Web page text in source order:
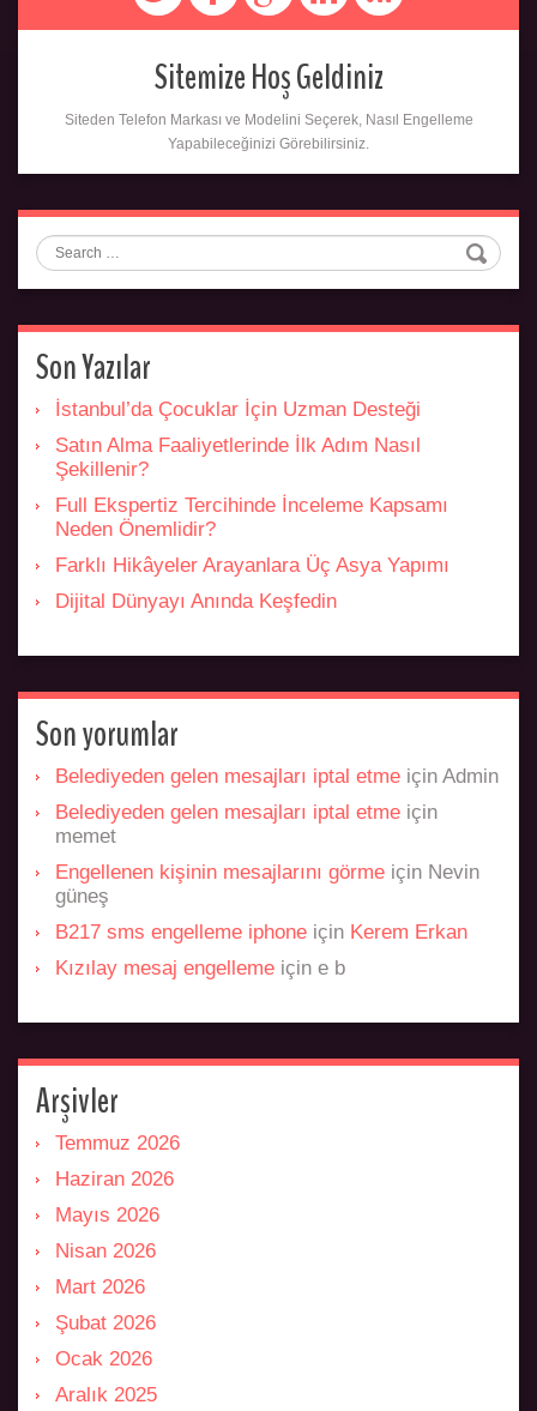
Sitemize Hoş Geldiniz
Siteden Telefon Markası ve Modelini Seçerek, Nasıl Engelleme
Yapabileceğinizi Görebilirsiniz.
Search
Son Yazılar
İstanbul’da Çocuklar İçin Uzman Desteği
Satın Alma Faaliyetlerinde İlk Adım Nasıl
Şekillenir?
Full Ekspertiz Tercihinde İnceleme Kapsamı
Neden Önemlidir?
Farklı Hikâyeler Arayanlara Üç Asya Yapımı
Dijital Dünyayı Anında Keşfedin
Son yorumlar
Belediyeden gelen mesajları iptal etme için Admin
Belediyeden gelen mesajları iptal etme için
memet
Engellenen kişinin mesajlarını görme için Nevin
güneş
B217 sms engelleme iphone için Kerem Erkan
Kızılay mesaj engelleme için e b
Arşivler
Temmuz 2026
Haziran 2026
Mayıs 2026
Nisan 2026
Mart 2026
Şubat 2026
Ocak 2026
Aralık 2025